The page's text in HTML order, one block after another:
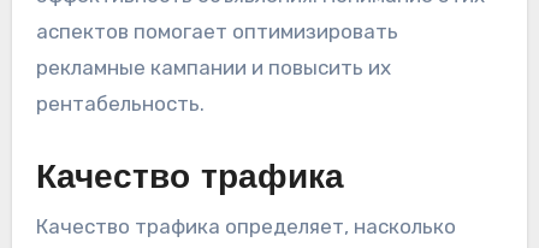
аспектов помогает оптимизировать
рекламные кампании и повысить их
рентабельность.
Качество трафика
Качество трафика определяет, насколько